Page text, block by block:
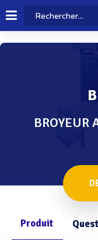
BROYEUR
Produit